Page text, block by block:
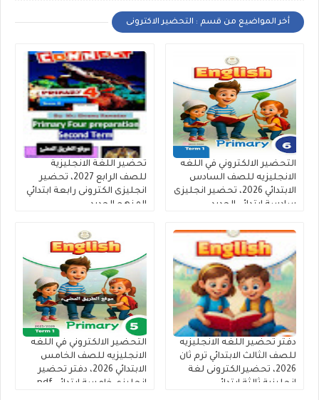
أخر المواضيع من قسم : التحضير الاكترونى
التحضير الالكتروني في اللغه
الانجليزيه للصف السادس
الابتدائي 2026، تحضير انجليزى
سادسة ابتدائي الجديد
تحضير اللغة الانجليزية
للصف الرابع 2027، تحضير
انجليزى الكترونى رابعة ابتدائي
المنهج الجديد
دفتر تحضير اللغه الانجليزيه
للصف الثالث الابتدائي ترم ثان
2026، تحضيرالكترونى لغة
انجليزية ثالثة ابتدائى
التحضير الالكتروني في اللغه
الانجليزيه للصف الخامس
الابتدائي 2026، دفتر تحضير
انجليزي خامسة ابتدائي pdf